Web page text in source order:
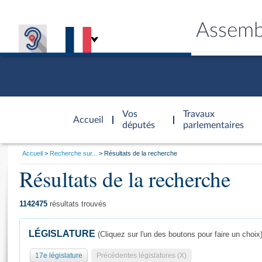
Accueil
d'accueil
Vos
députés
Travaux
parlementaires
Général
Vous
Accueil Recherche sur... Résultats de la recherche
Résultats de la recherche
1142475 résultats trouvés
LÉGISLATURE (Cliquez sur l'un des boutons pour faire un choix)
17e législature Précédentes législatures (X)